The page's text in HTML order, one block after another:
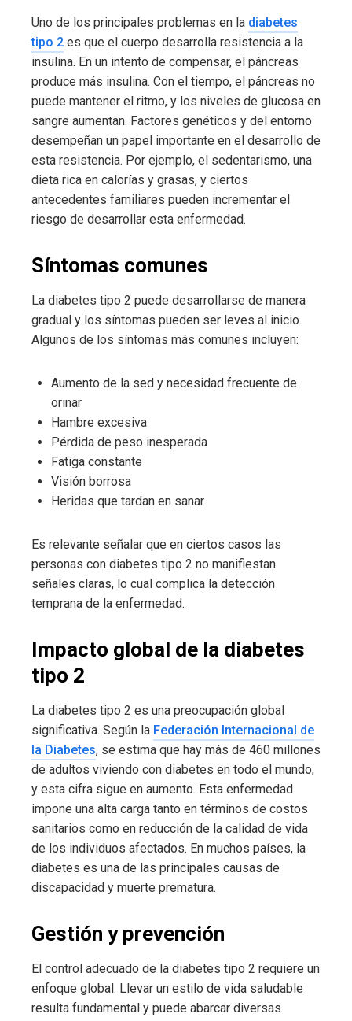
Uno de los principales problemas en la diabetes
tipo 2 es que el cuerpo desarrolla resistencia a la
insulina. En un intento de compensar, el páncreas
produce más insulina. Con el tiempo, el páncreas no
puede mantener el ritmo, y los niveles de glucosa en
sangre aumentan. Factores genéticos y del entorno
desempeñan un papel importante en el desarrollo de
esta resistencia. Por ejemplo, el sedentarismo, una
dieta rica en calorías y grasas, y ciertos
antecedentes familiares pueden incrementar el
riesgo de desarrollar esta enfermedad.
Síntomas comunes
La diabetes tipo 2 puede desarrollarse de manera
gradual y los síntomas pueden ser leves al inicio.
Algunos de los síntomas más comunes incluyen:
Aumento de la sed y necesidad frecuente de
orinar
Hambre excesiva
Pérdida de peso inesperada
Fatiga constante
Visión borrosa
Heridas que tardan en sanar
Es relevante señalar que en ciertos casos las
personas con diabetes tipo 2 no manifiestan
señales claras, lo cual complica la detección
temprana de la enfermedad.
Impacto global de la diabetes
tipo 2
La diabetes tipo 2 es una preocupación global
significativa. Según la Federación Internacional de
la Diabetes, se estima que hay más de 460 millones
de adultos viviendo con diabetes en todo el mundo,
y esta cifra sigue en aumento. Esta enfermedad
impone una alta carga tanto en términos de costos
sanitarios como en reducción de la calidad de vida
de los individuos afectados. En muchos países, la
diabetes es una de las principales causas de
discapacidad y muerte prematura.
Gestión y prevención
El control adecuado de la diabetes tipo 2 requiere un
enfoque global. Llevar un estilo de vida saludable
resulta fundamental y puede abarcar diversas